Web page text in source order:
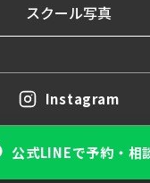
スクール写真
Instagram
公式LINEで予約・相